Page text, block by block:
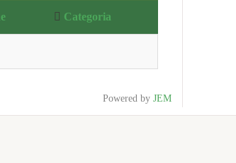
Categoria
Powered by JEM